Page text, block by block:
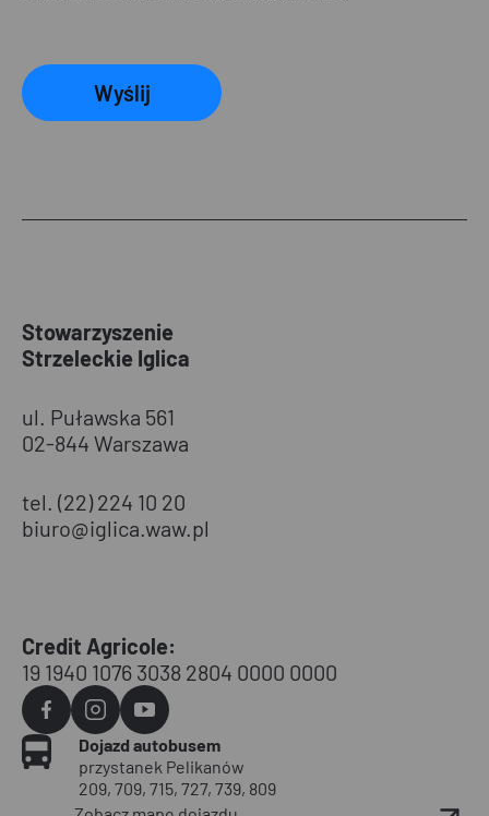
Wyślij
Stowarzyszenie
Strzeleckie Iglica
ul. Puławska 561
02-844 Warszawa
tel. (22) 224 10 20
biuro@iglica.waw.pl
Credit Agricole:
19 1940 1076 3038 2804 0000 0000
Agvo
Facebook
Agvo
Instagram
Agvo
YouTube
Dojazd autobusem
przystanek Pelikanów
209, 709, 715, 727, 739, 809